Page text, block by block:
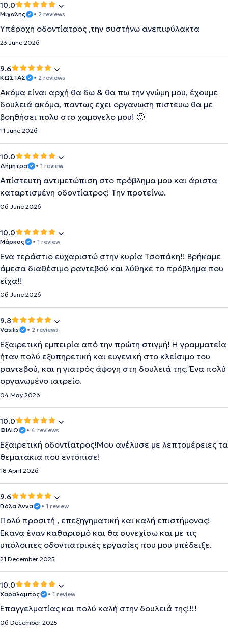
10.0
Μιχαλης • 2 reviews
Υπέροχη οδοντίατρος ,την συστήνω ανεπιφύλακτα
23 June 2026
9.6
ΚΩΣΤΑΣ • 2 reviews
Ακόμα είναι αρχή θα δω & θα πω την γνώμη μου, έχουμε
δουλειά ακόμα, παντως εχει οργανωση πιστευω θα με
βοηθήσει πολυ στο χαμογελο μου! 🙂
11 June 2026
10.0
Δήμητρα • 1 review
Απίστευτη αντιμετώπιση στο πρόβλημα μου και άριστα
καταρτισμένη οδοντίατρος! Την προτείνω.
06 June 2026
10.0
Μάρκος • 1 review
Ενα τεράστιο ευχαριστώ στην κυρία Τσοπάκη!! Βρήκαμε
άμεσα διαθέσιμο ραντεβού και λύθηκε το πρόβλημα που
είχα!!
06 June 2026
9.8
Vasilis • 2 reviews
Εξαιρετική εμπειρία από την πρώτη στιγμή! Η γραμματεία
ήταν πολύ εξυπηρετική και ευγενική στο κλείσιμο του
ραντεβού, και η γιατρός άψογη στη δουλειά της. Ένα πολύ
οργανωμένο ιατρείο.
04 May 2026
10.0
ΦΙΛΙΩ • 4 reviews
Εξαιρετική οδοντίατρος!Μου ανέλυσε με λεπτομέρειες τα
θεματακια που εντόπισε!
18 April 2026
9.6
Γιόλα Άννα • 1 review
Πολύ προσιτή , επεξηγηματική και καλή επιστήμονας!
Έκανα έναν καθαρισμό και θα συνεχίσω και με τις
υπόλοιπες οδοντιατρικές εργασίες που μου υπέδειξε.
21 December 2025
10.0
Χαραλαμπος • 1 review
Επαγγελματίας και πολύ καλή στην δουλειά της!!!!
06 December 2025